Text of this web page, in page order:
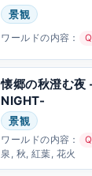
景観
ワールドの内容：
懐郷の秋澄む
NIGHT-
景観
ワールドの内容：
泉, 秋, 紅葉, 花火